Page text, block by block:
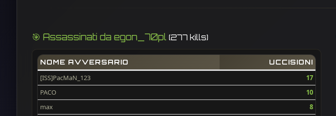
🎯 Assassinati da egon_70pl (277 kills)
NOME AVVERSARIO UCCISIONI
[ISS]PacMaN_123
17
PACO
10
max
8